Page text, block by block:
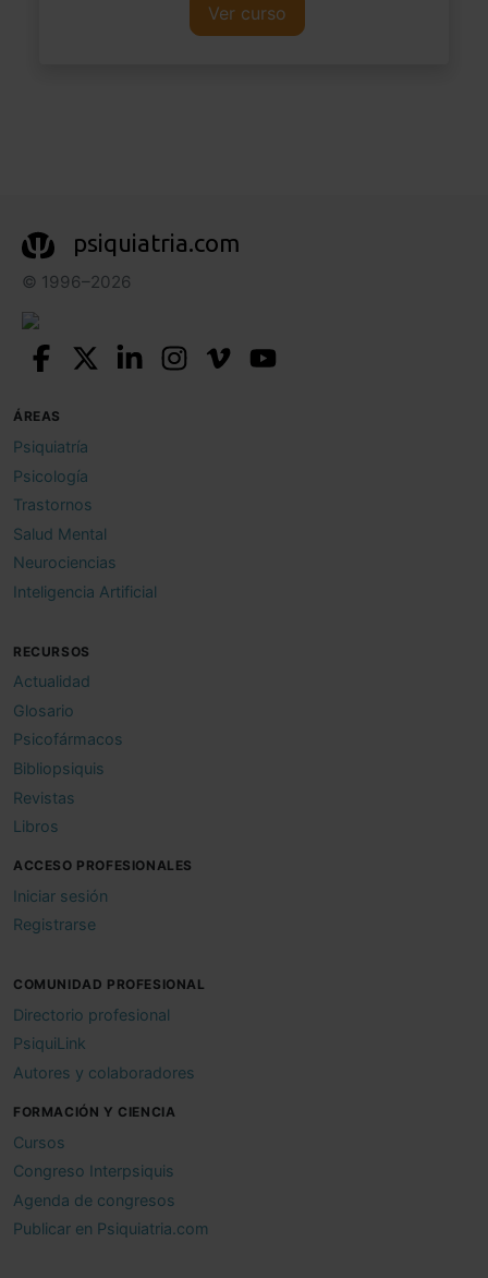
Ver curso
psiquiatria.com
© 1996–2026
ÁREAS
Psiquiatría
Psicología
Trastornos
Salud Mental
Neurociencias
Inteligencia Artificial
RECURSOS
Actualidad
Glosario
Psicofármacos
Bibliopsiquis
Revistas
Libros
ACCESO PROFESIONALES
Iniciar sesión
Registrarse
COMUNIDAD PROFESIONAL
Directorio profesional
PsiquiLink
Autores y colaboradores
FORMACIÓN Y CIENCIA
Cursos
Congreso Interpsiquis
Agenda de congresos
Publicar en Psiquiatria.com